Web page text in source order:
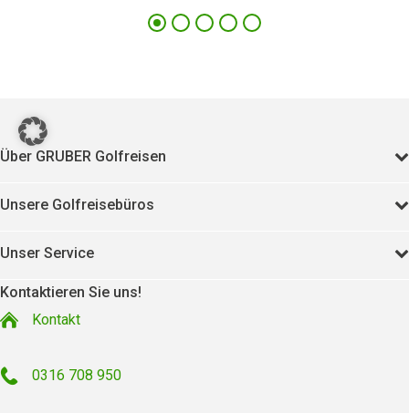
Über GRUBER Golfreisen
Unsere Golfreisebüros
Unser Service
Kontaktieren Sie uns!
Kontakt
0316 708 950